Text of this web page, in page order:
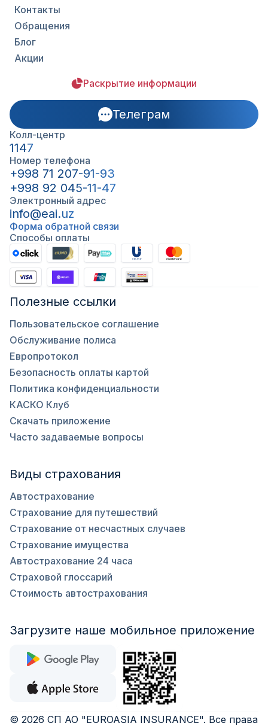
Контакты
Обращения
Блог
Акции
Раскрытие информации
Телеграм
Колл-центр
1147
Номер телефона
+998 71 207-91-93
+998 92 045-11-47
Электронный адрес
info@eai.uz
Форма обратной связи
Способы оплаты
Полезные ссылки
Пользовательское соглашение
Обслуживание полиса
Европротокол
Безопасность оплаты картой
Политика конфиденциальности
КАСКО Клуб
Скачать приложение
Часто задаваемые вопросы
Виды страхования
Автострахование
Страхование для путешествий
Страхование от несчастных случаев
Страхование имущества
Автострахование 24 часа
Страховой глоссарий
Стоимость автострахования
Загрузите наше мобильное приложение
© 2026 СП АО "EUROASIA INSURANCE". Все права